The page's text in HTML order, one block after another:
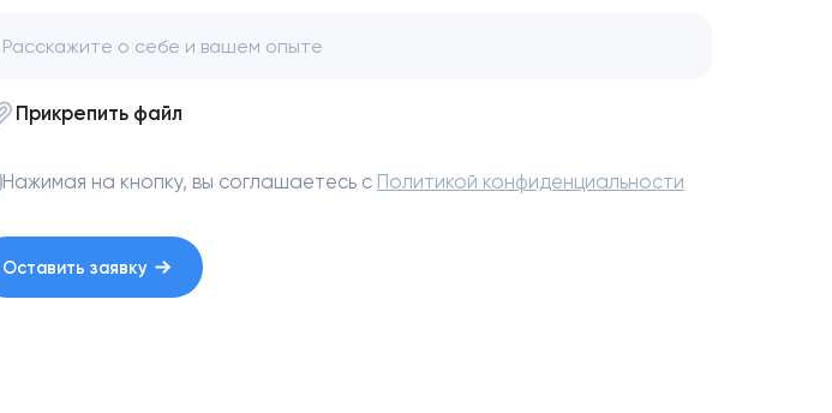
Прикрепить файл
Нажимая на кнопку, вы соглашаетесь с Политикой конфиденциальности
Оставить заявку